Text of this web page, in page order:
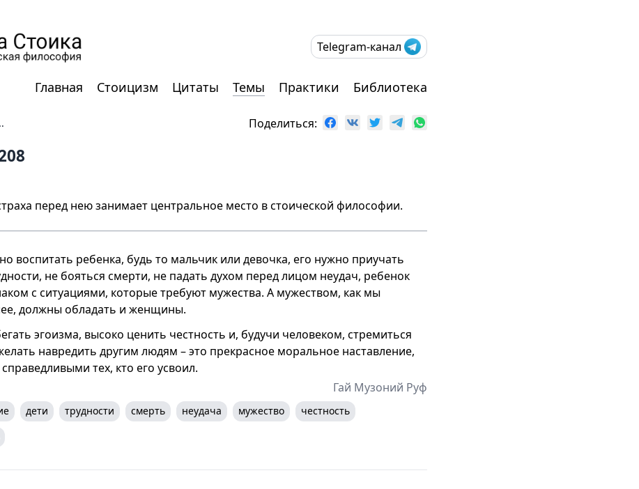
Telegram-канал
Главная Стоицизм Цитаты Темы Практики Библиотека
Поделиться:
перед нею занимает центральное место в стоической философии.
воспитать ребенка, будь то мальчик или девочка, его нужно приучать
не бояться смерти, не падать духом перед лицом неудач, ребенок
с ситуациями, которые требуют мужества. А мужеством, как мы
должны обладать и женщины.
эгоизма, высоко ценить честность и, будучи человеком, стремиться
навредить другим людям – это прекрасное моральное наставление,
тех, кто его усвоил.
Гай Музоний Руф
дети трудности смерть неудача мужество
честность